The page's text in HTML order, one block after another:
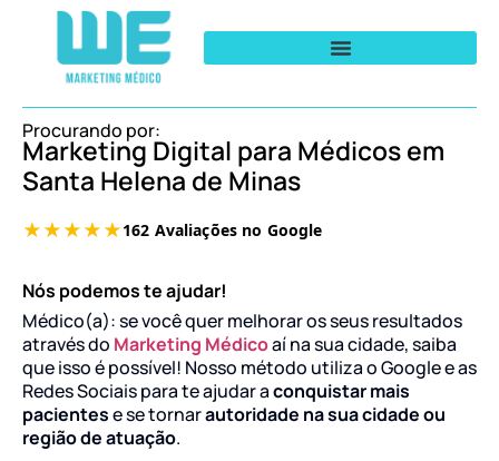
Procurando por:
Marketing Digital para Médicos em
Santa Helena de Minas
Nós podemos te ajudar!
Médico(a): se você quer melhorar os seus resultados
através do Marketing Médicoaí na sua cidade, saiba
que isso é possível! Nosso método utiliza o Google e as
Redes Sociais para te ajudar aconquistar mais
pacientese se tornarautoridade na sua cidade ou
região de atuação.